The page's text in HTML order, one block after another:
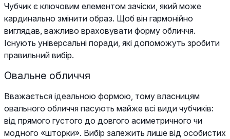
Чубчик є ключовим елементом зачіски, який може
кардинально змінити образ. Щоб він гармонійно
виглядав, важливо враховувати форму обличчя.
Існують універсальні поради, які допоможуть зробити
правильний вибір.
Овальне обличчя
Вважається ідеальною формою, тому власницям
овального обличчя пасують майже всі види чубчиків:
від прямого густого до довгого асиметричного чи
модного «шторки». Вибір залежить лише від особистих